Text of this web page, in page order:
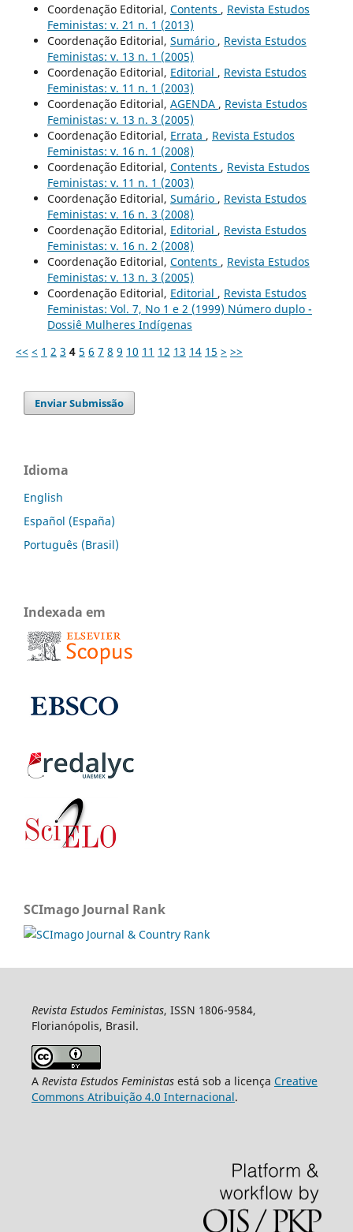
Coordenação Editorial, Contents , Revista Estudos
Feministas: v. 21 n. 1 (2013)
Coordenação Editorial, Sumário , Revista Estudos
Feministas: v. 13 n. 1 (2005)
Coordenação Editorial, Editorial , Revista Estudos
Feministas: v. 11 n. 1 (2003)
Coordenação Editorial, AGENDA , Revista Estudos
Feministas: v. 13 n. 3 (2005)
Coordenação Editorial, Errata , Revista Estudos
Feministas: v. 16 n. 1 (2008)
Coordenação Editorial, Contents , Revista Estudos
Feministas: v. 11 n. 1 (2003)
Coordenação Editorial, Sumário , Revista Estudos
Feministas: v. 16 n. 3 (2008)
Coordenação Editorial, Editorial , Revista Estudos
Feministas: v. 16 n. 2 (2008)
Coordenação Editorial, Contents , Revista Estudos
Feministas: v. 13 n. 3 (2005)
Coordenação Editorial, Editorial , Revista Estudos
Feministas: Vol. 7, No 1 e 2 (1999) Número duplo -
Dossiê Mulheres Indígenas
<< < 1 2 3 4 5 6 7 8 9 10 11 12 13 14 15 > >>
Enviar Submissão
Idioma
English
Español (España)
Português (Brasil)
Indexada em
SCImago Journal Rank
Revista Estudos Feministas, ISSN 1806-9584,
Florianópolis, Brasil.
A Revista Estudos Feministasestá sob a licença Creative
Commons Atribuição 4.0 Internacional.